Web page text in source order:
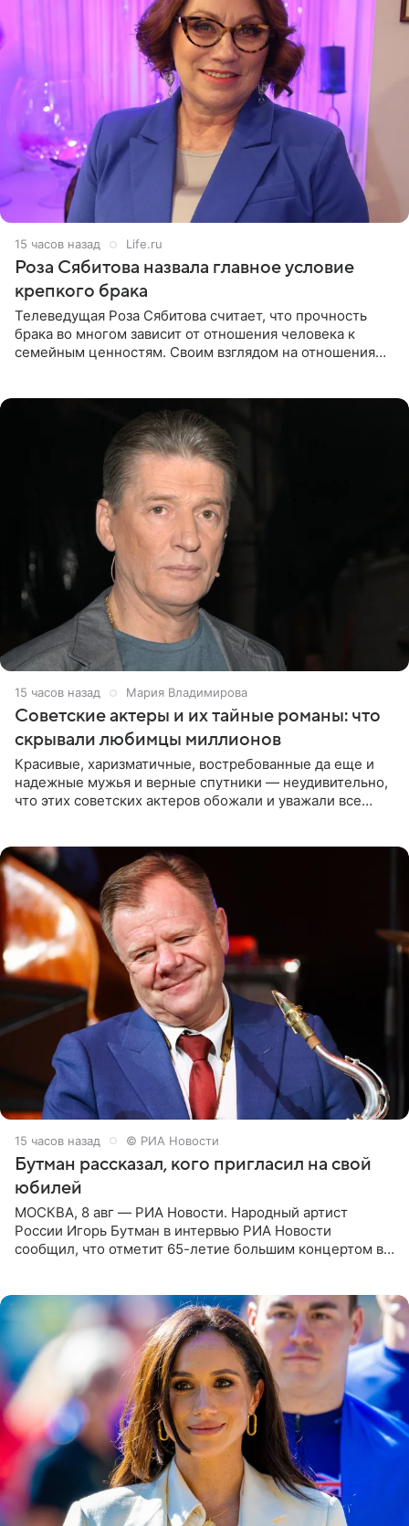
15 часов назад Life.ru
Роза Сябитова назвала главное условие
крепкого брака
Телеведущая Роза Сябитова считает, что прочность
брака во многом зависит от отношения человека к
семейным ценностям. Своим взглядом на отношения
15 часов назад Мария Владимирова
Советские актеры и их тайные романы: что
скрывали любимцы миллионов
Красивые, харизматичные, востребованные да еще и
надежные мужья и верные спутники — неудивительно,
что этих советских актеров обожали и уважали все
15 часов назад © РИА Новости
Бутман рассказал, кого пригласил на свой
юбилей
МОСКВА, 8 авг — РИА Новости. Народный артист
России Игорь Бутман в интервью РИА Новости
сообщил, что отметит 65-летие большим концертом в